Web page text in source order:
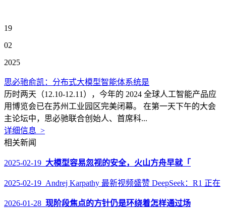
19
02
2025
思必驰俞凯：分布式大模型智能体系统是
历时两天（12.10-12.11），今年的 2024 全球人工智能产品应
用博览会已在苏州工业园区完美闭幕。 在第一天下午的大会
主论坛中，思必驰联合创始人、首席科...
详细信息 >
相关新闻
2025-02-19 大模型容易忽视的安全，火山方舟早就「
2025-02-19 Andrej Karpathy 最新视频盛赞 DeepSeek：R1 正在
2026-01-28 现阶段焦点的方针仍是环绕着怎样通过场